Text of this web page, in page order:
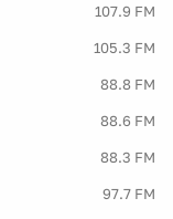
107.9 FM
105.3 FM
88.8 FM
88.6 FM
88.3 FM
97.7 FM